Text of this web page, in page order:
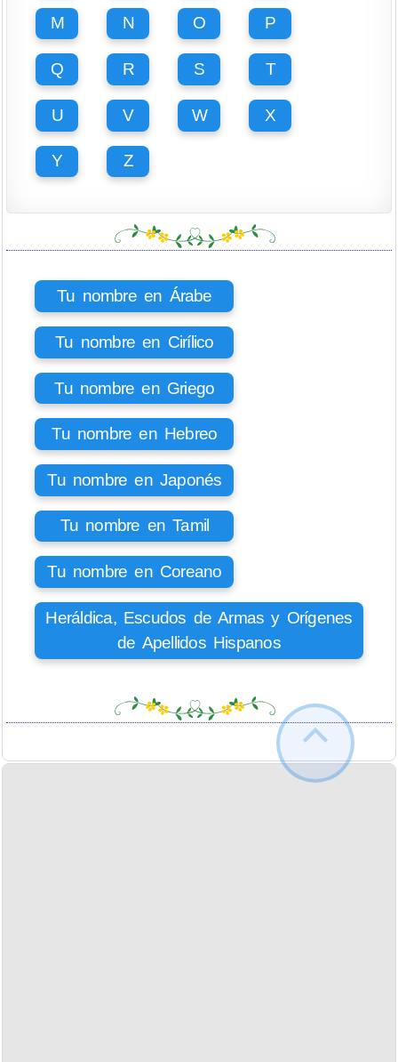
M N O P
Q R S T
U V W X
Y Z
Tu nombre en Árabe
Tu nombre en Cirílico
Tu nombre en Griego
Tu nombre en Hebreo
Tu nombre en Japonés
Tu nombre en Tamil
Tu nombre en Coreano
Heráldica, Escudos de Armas y Orígenes
de Apellidos Hispanos